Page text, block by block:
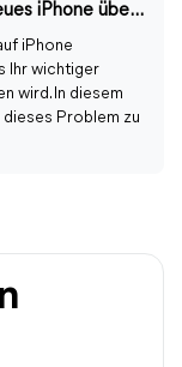
4 Lösungen für WhatsApp nicht auf neues iPhone übertragen
iPhone
Ihr wichtiger
wird. In diesem
Problem zu